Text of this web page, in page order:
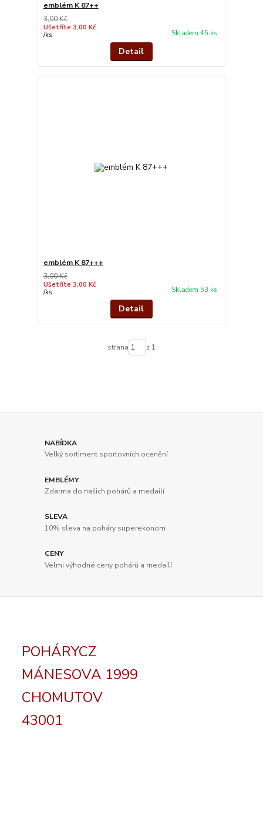
emblém K 87++
3,00 Kč
Ušetříte 3,00 Kč
/ks Skladem 45 ks
Detail
emblém K 87+++
3,00 Kč
Ušetříte 3,00 Kč
/ks Skladem 53 ks
Detail
strana z 1
NABÍDKA
Velký sortiment sportovních ocenění
EMBLÉMY
Zdarma do našich pohárů a medailí
SLEVA
10% sleva na poháry superekonom
CENY
Velmi výhodné ceny pohárů a medailí
POHÁRYCZ
MÁNESOVA 1999
CHOMUTOV
43001